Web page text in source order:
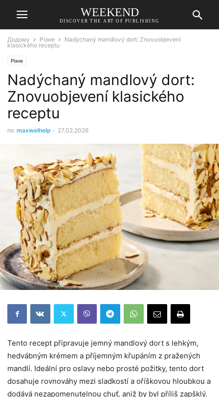
WEEKEND
DISCOVER THE ART OF PUBLISHING
Додому Різне
Nadýchaný mandlový dort: Znovuobjevení
klasického receptu
Різне
Nadýchaný mandlový dort:
Znovuobjevení klasického
receptu
по maxwelhelp - 27.02.2026
Tento recept připravuje jemný mandlový dort s lehkým,
hedvábným krémem a příjemným křupáním z pražených
mandlí. Ideální pro oslavy nebo prosté požitky, tento dort
dosahuje rovnováhy mezi sladkostí a oříškovou hloubkou a
dodává nezapomenutelnou chuť, aniž by byl příliš zapšklý.